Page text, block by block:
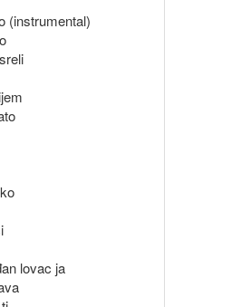
(instrumental)
lovac ja